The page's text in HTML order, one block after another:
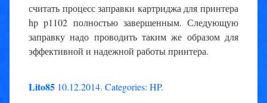
считать процесс заправки картриджа для принтера
hp p1102 полностью завершенным. Следующую
заправку надо проводить таким же образом для
эффективной и надежной работы принтера.
Lito85 10.12.2014. Categories: HP.